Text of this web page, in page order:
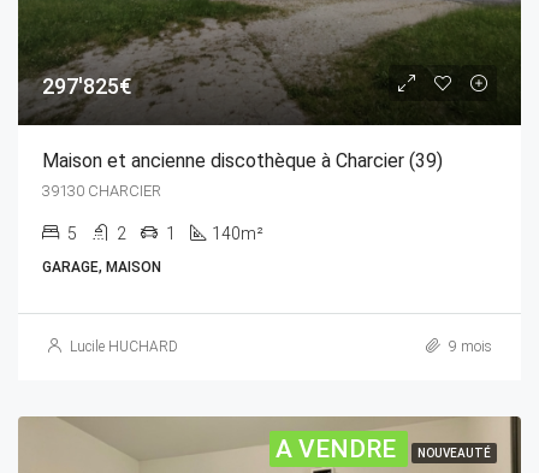
297'825€
Maison et ancienne discothèque à Charcier (39)
39130 CHARCIER
5 2 1 140m²
GARAGE, MAISON
Lucile HUCHARD 9 mois
A VENDRE NOUVEAUTÉ